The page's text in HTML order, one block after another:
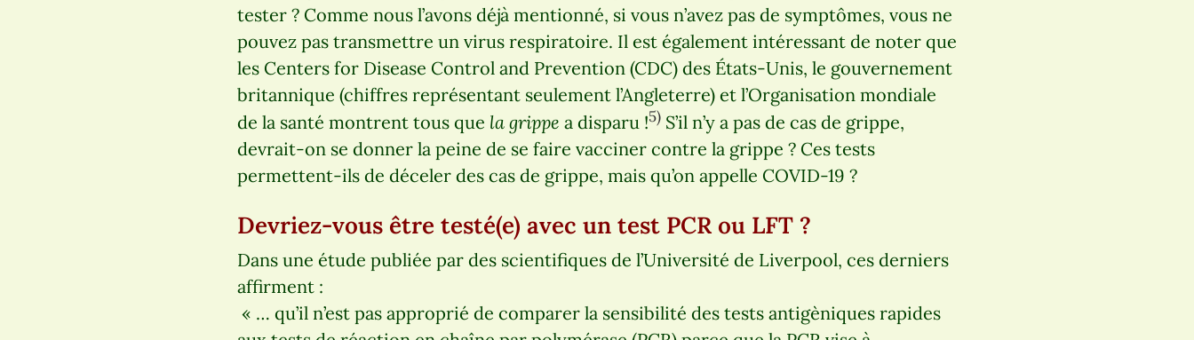
tester ? Comme nous l’avons déjà mentionné, si vous n’avez pas de symptômes, vous ne
pouvez pas transmettre un virus respiratoire. Il est également intéressant de noter que
les Centers for Disease Control and Prevention (CDC) des États-Unis, le gouvernement
britannique (chiffres représentant seulement l’Angleterre) et l’Organisation mondiale
de la santé montrent tous que la grippe a disparu !5) S’il n’y a pas de cas de grippe,
devrait-on se donner la peine de se faire vacciner contre la grippe ? Ces tests
permettent-ils de déceler des cas de grippe, mais qu’on appelle COVID-19 ?
Devriez-vous être testé(e) avec un test PCR ou LFT ?
Dans une étude publiée par des scientifiques de l’Université de Liverpool, ces derniers
affirment :
« … qu’il n’est pas approprié de comparer la sensibilité des tests antigèniques rapides